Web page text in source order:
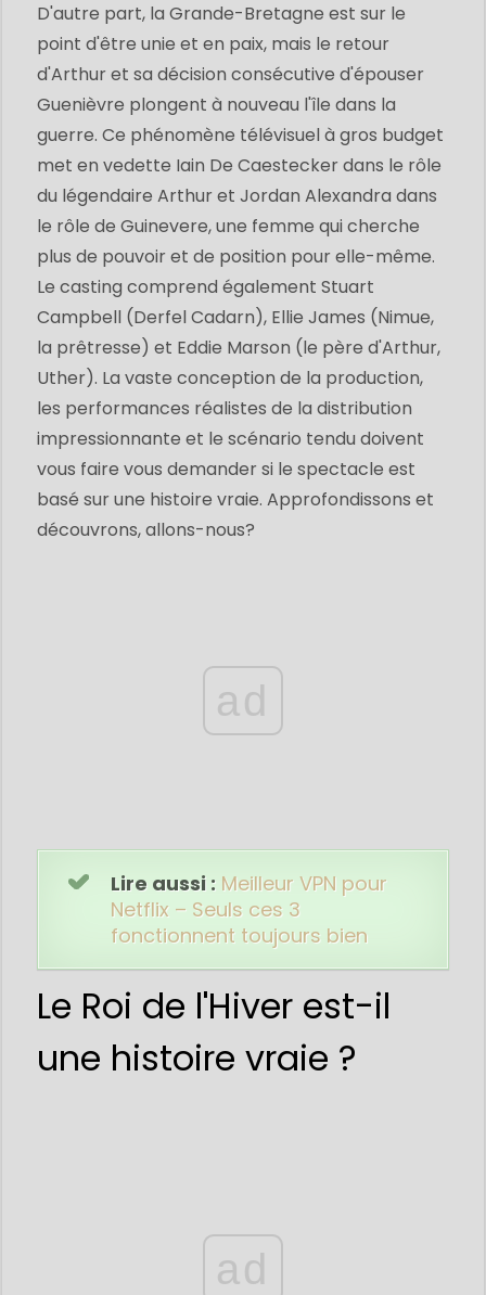
D'autre part, la Grande-Bretagne est sur le
point d'être unie et en paix, mais le retour
d'Arthur et sa décision consécutive d'épouser
Guenièvre plongent à nouveau l'île dans la
guerre. Ce phénomène télévisuel à gros budget
met en vedette Iain De Caestecker dans le rôle
du légendaire Arthur et Jordan Alexandra dans
le rôle de Guinevere, une femme qui cherche
plus de pouvoir et de position pour elle-même.
Le casting comprend également Stuart
Campbell (Derfel Cadarn), Ellie James (Nimue,
la prêtresse) et Eddie Marson (le père d'Arthur,
Uther). La vaste conception de la production,
les performances réalistes de la distribution
impressionnante et le scénario tendu doivent
vous faire vous demander si le spectacle est
basé sur une histoire vraie. Approfondissons et
découvrons, allons-nous?
ad
Lire aussi : Meilleur VPN pour
Netflix – Seuls ces 3
fonctionnent toujours bien
Le Roi de l'Hiver est-il
une histoire vraie ?
ad